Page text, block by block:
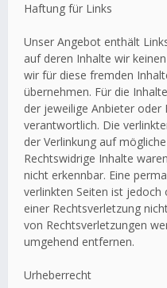
Haftung für Links
Unser Angebot enthält
auf deren Inhalte wir
wir für diese fremden
übernehmen. Für die
der jeweilige Anbieter oder
verantwortlich. Die
der Verlinkung auf
Rechtswidrige Inhalte
nicht erkennbar. Eine
verlinkten Seiten ist
einer Rechtsverletzung
von Rechtsverletzungen
umgehend entfernen.
Urheberrecht